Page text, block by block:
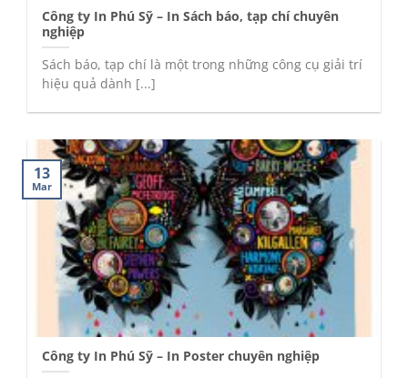
Công ty In Phú Sỹ – In Sách báo, tạp chí chuyên
nghiệp
Sách báo, tạp chí là một trong những công cụ giải trí
hiệu quả dành [...]
Công ty In Phú Sỹ – In Poster chuyên nghiệp
13
Mar